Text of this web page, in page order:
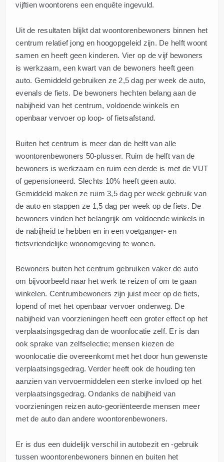
vijftien woontorens een enquête ingevuld.
Uit de resultaten blijkt dat woontorenbewoners binnen het
centrum relatief jong en hoogopgeleid zijn. De helft woont
samen en heeft geen kinderen. Vier op de vijf bewoners
is werkzaam, een kwart van de bewoners heeft geen
auto. Gemiddeld gebruiken ze 2,5 dag per week de auto,
evenals de fiets. De bewoners hechten belang aan de
nabijheid van het centrum, voldoende winkels en
openbaar vervoer op loop- of fietsafstand.
Buiten het centrum is meer dan de helft van alle
woontorenbewoners 50-plusser. Ruim de helft van de
bewoners is werkzaam en ruim een derde is met de VUT
of gepensioneerd. Slechts 10% heeft geen auto.
Gemiddeld maken ze ruim 3,5 dag per week gebruik van
de auto en stappen ze 1,5 dag per week op de fiets. De
bewoners vinden het belangrijk om voldoende winkels in
de nabijheid te hebben en in een voetganger- en
fietsvriendelijke woonomgeving te wonen.
Bewoners buiten het centrum gebruiken vaker de auto
om bijvoorbeeld naar het werk te reizen of om te gaan
winkelen. Centrumbewoners zijn juist meer op de fiets,
lopend of met het openbaar vervoer onderweg. De
nabijheid van voorzieningen heeft een groter effect op het
verplaatsingsgedrag dan de woonlocatie zelf. Er is dan
ook sprake van zelfselectie; mensen kiezen de
woonlocatie die overeenkomt met het door hun gewenste
verplaatsingsgedrag. Verder heeft ook de houding ten
aanzien van vervoermiddelen een sterke invloed op het
verplaatsingsgedrag. Ondanks de nabijheid van
voorzieningen reizen auto-georiënteerde mensen meer
met de auto dan andere woontorenbewoners.
Er is dus een duidelijk verschil in autobezit en -gebruik
tussen woontorenbewoners binnen en buiten het